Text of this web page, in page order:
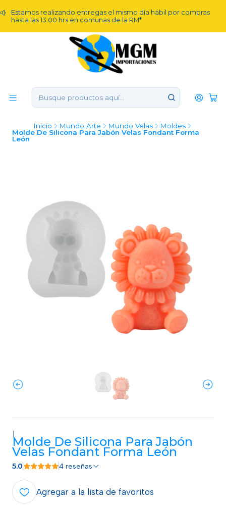
Estamos realizando entregas el mismo día hábil por compras
hasta las 13:00 hrs en comunas de la RM*
Inicio Mundo Arte Mundo Velas
Moldes
Molde De Silicona Para Jabón Velas Fondant Forma
León
|
Molde De Silicona Para Jabón
Velas Fondant Forma León
5.0 4 reseñas
Agregar a la lista de favoritos